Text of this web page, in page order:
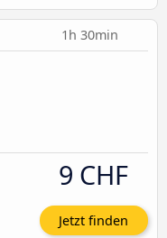
1h 30min
9 CHF
Jetzt finden